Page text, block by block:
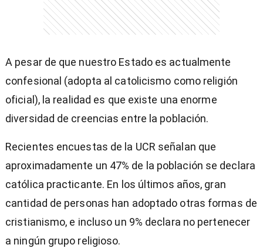
A pesar de que nuestro Estado es actualmente
confesional (adopta al catolicismo como religión
oficial), la realidad es que existe una enorme
diversidad de creencias entre la población.
Recientes encuestas de la UCR señalan que
aproximadamente un 47% de la población se declara
católica practicante. En los últimos años, gran
cantidad de personas han adoptado otras formas de
cristianismo, e incluso un 9% declara no pertenecer
a ningún grupo religioso.